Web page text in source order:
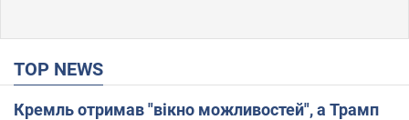
TOP NEWS
Кремль отримав "вікно можливостей", а Трамп